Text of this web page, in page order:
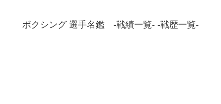
ボクシング 選手名鑑 -戦績一覧- -戦歴一覧-